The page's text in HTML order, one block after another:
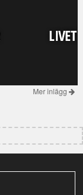
LIVET
Mer inlägg